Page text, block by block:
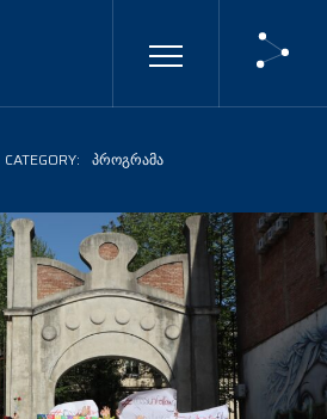
CATEGORY: ᲞᲠᲝᲒᲠᲐᲛᲐ